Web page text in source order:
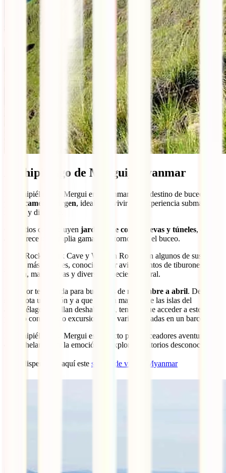
Archipiélago de Mergui, Myanmar
El archipiélago de Mergui en Myanmar es un destino de buceo
prácticamente virgen, ideal para vivir una experiencia submarina
remota y diferente.
Con sitios que incluyen jardines de coral, cuevas y túneles, esta
área ofrece una amplia gama de entornos para el buceo.
Black Rock, Shark Cave y Western Rocky son algunos de sus
puntos más notables, conocidos por avistamientos de tiburones
ballena, mantarrayas y diversas especies de coral.
La mejor temporada para bucear es de noviembre a abril. Debido a
su remota ubicación y a que la gran mayoría de las islas del
archipiélago se hallan deshabitadas, tendrás que acceder a este
paraíso contratando excursiones de varias jornadas en un barco.
El archipiélago de Mergui es perfecto para buceadores aventureros
que anhelan sentir la emoción de explorar territorios desconocidos.
🐟 Indispensable aquí este seguro de viaje a Myanmar